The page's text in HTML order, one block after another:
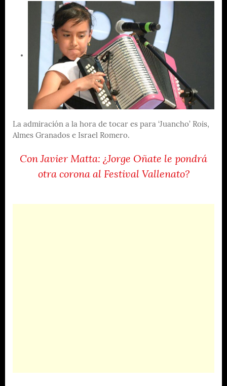
La admiración a la hora de tocar es para ‘Juancho’ Rois,
Almes Granados e Israel Romero.
Con Javier Matta: ¿Jorge Oñate le pondrá
otra corona al Festival Vallenato?